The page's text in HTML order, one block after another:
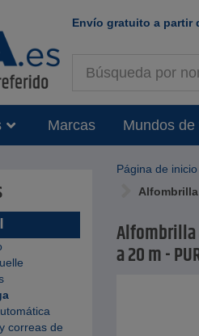
Envío gratuito a partir
Marcas Mundos de
correas de
Página de inicio
Alfombrilla
Alfombrilla
a 20 m -